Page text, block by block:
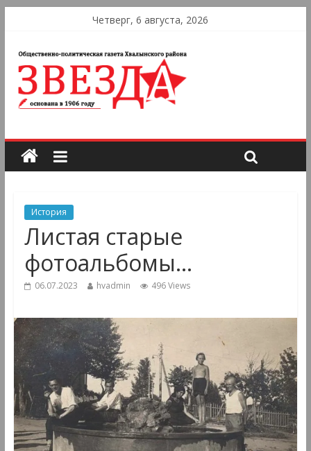
Четверг, 6 августа, 2026
История
Листая старые
фотоальбомы…
06.07.2023 hvadmin 496 Views